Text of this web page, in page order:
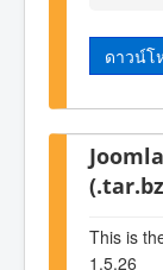
ดาวน์โ
This is
1.5.26